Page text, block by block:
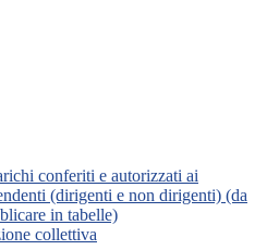
conferiti e autorizzati ai
(dirigenti e non dirigenti) (da
in tabelle)
collettiva